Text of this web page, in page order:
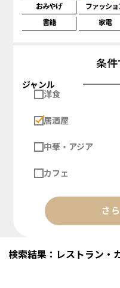
おみやげ ファッシ
書籍
家電
条
ジャンル
洋食
居酒屋
中華・アジア
カフェ
さ
検索結果：レストラン・